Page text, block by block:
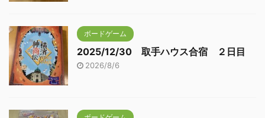
ボードゲーム
2025/12/30 取手ハウス合宿 ２日目
2026/8/6